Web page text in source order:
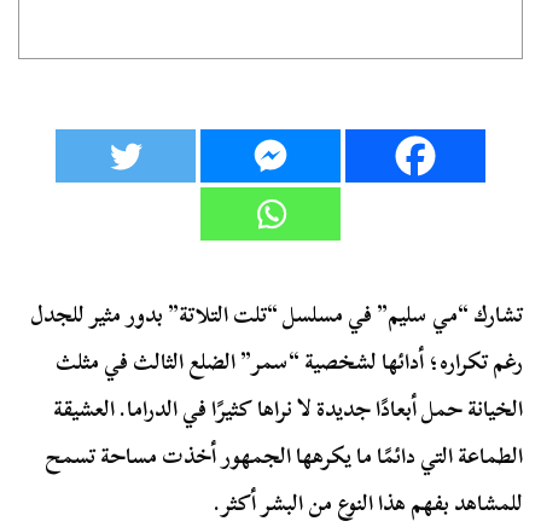
تشارك “مي سليم” في مسلسل “تلت التلاتة” بدور مثير للجدل
رغم تكراره؛ أدائها لشخصية “سمر” الضلع الثالث في مثلث
الخيانة حمل أبعادًا جديدة لا نراها كثيرًا في الدراما. العشيقة
الطماعة التي دائمًا ما يكرهها الجمهور أخذت مساحة تسمح
للمشاهد بفهم هذا النوع من البشر أكثر.